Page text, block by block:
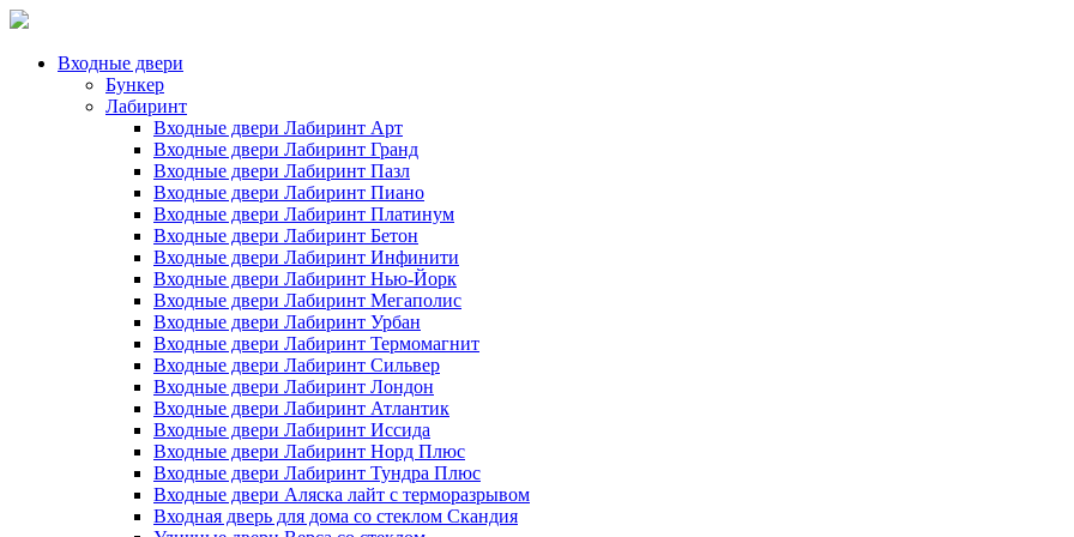
Входные двери
Бункер
Лабиринт
Входные двери Лабиринт Арт
Входные двери Лабиринт Гранд
Входные двери Лабиринт Пазл
Входные двери Лабиринт Пиано
Входные двери Лабиринт Платинум
Входные двери Лабиринт Бетон
Входные двери Лабиринт Инфинити
Входные двери Лабиринт Нью-Йорк
Входные двери Лабиринт Мегаполис
Входные двери Лабиринт Урбан
Входные двери Лабиринт Термомагнит
Входные двери Лабиринт Сильвер
Входные двери Лабиринт Лондон
Входные двери Лабиринт Атлантик
Входные двери Лабиринт Иссида
Входные двери Лабиринт Норд Плюс
Входные двери Лабиринт Тундра Плюс
Входные двери Аляска лайт с терморазрывом
Входная дверь для дома со стеклом Скандия